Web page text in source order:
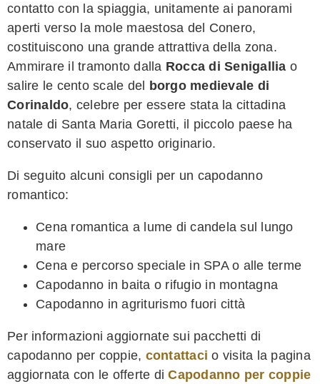
contatto con la spiaggia, unitamente ai panorami
aperti verso la mole maestosa del Conero,
costituiscono una grande attrattiva della zona.
Ammirare il tramonto dalla Rocca di Senigallia o
salire le cento scale del borgo medievale di
Corinaldo, celebre per essere stata la cittadina
natale di Santa Maria Goretti, il piccolo paese ha
conservato il suo aspetto originario.
Di seguito alcuni consigli per un capodanno
romantico:
Cena romantica a lume di candela sul lungo
mare
Cena e percorso speciale in SPA o alle terme
Capodanno in baita o rifugio in montagna
Capodanno in agriturismo fuori città
Per informazioni aggiornate sui pacchetti di
capodanno per coppie, contattaci o visita la pagina
aggiornata con le offerte diCapodanno per coppie